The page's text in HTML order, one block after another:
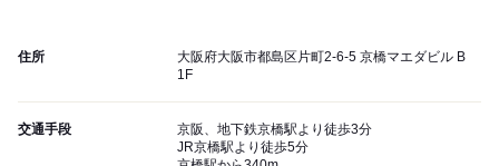
住所
大阪府大阪市都島区片町2-6-5 京橋マエダビル B
1F
交通手段
京阪、地下鉄京橋駅より徒歩3分
JR京橋駅より徒歩5分